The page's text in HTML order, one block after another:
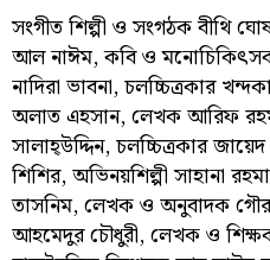
সংগীত শিল্পী ও সংগঠক বীথি
আল নাঈম, কবি ও
নাদিরা ভাবনা, চলচ্চিত্রকার
অলাত এহসান, লেখক আরিফ
সালাহ্উদ্দিন, চলচ্চিত্রকার
শিশির, অভিনয়শিল্পী সাহানা
তাসনিম, লেখক ও অনুবাদক
আহমেদুর চৌধুরী, লেখক ও